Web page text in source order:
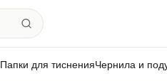
Папки для тисненияЧернила и